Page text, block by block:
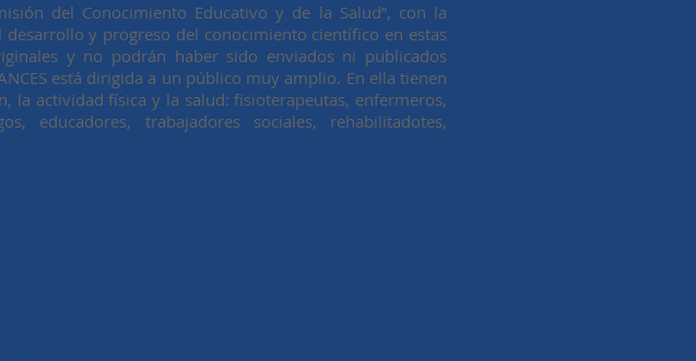
del Conocimiento Educativo y de la Salud”, con la
y progreso del conocimiento científico en estas
y no podrán haber sido enviados ni publicados
está dirigida a un público muy amplio. En ella tienen
la actividad física y la salud: fisioterapeutas, enfermeros,
educadores, trabajadores sociales, rehabilitadotes,